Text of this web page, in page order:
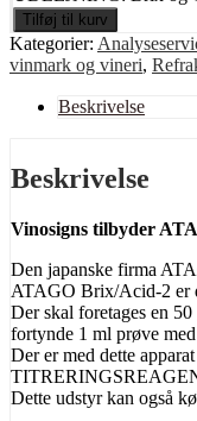
Tilføj til kurv
Kategorier:
vinmark og vineri,
Beskrivelse
Beskrivelse
Vinosigns tilbyder
Den japanske firma
ATAGO Brix/Acid-2 er
Der skal foretages en
fortynde 1 ml prøve
Der er med dette
Dette udstyr kan også